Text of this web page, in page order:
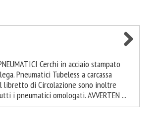
Cerchi in acciaio stampato
Pneumatici Tubeless a carcassa
libretto di Circolazione sono inoltre
i pneumatici omologati. AVVERTEN ...